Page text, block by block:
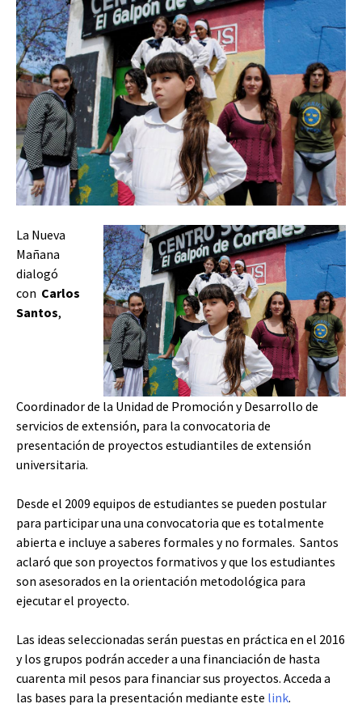
La Nueva
Mañana
dialogó
con Carlos
Santos,
Coordinador de la Unidad de Promoción y Desarrollo de
servicios de extensión, para la convocatoria de
presentación de proyectos estudiantiles de extensión
universitaria.
Desde el 2009 equipos de estudiantes se pueden postular
para participar una una convocatoria que es totalmente
abierta e incluye a saberes formales y no formales. Santos
aclaró que son proyectos formativos y que los estudiantes
son asesorados en la orientación metodológica para
ejecutar el proyecto.
Las ideas seleccionadas serán puestas en práctica en el 2016
y los grupos podrán acceder a una financiación de hasta
cuarenta mil pesos para financiar sus proyectos. Acceda a
las bases para la presentación mediante este link.